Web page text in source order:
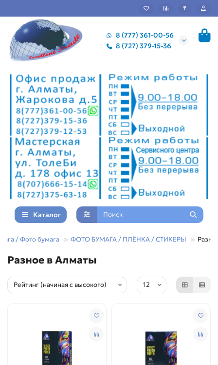
₸
8 (777) 361-00-56
8 (727) 379-15-36
Каталог
/ Фото бумага ФОТО БУМАГА / ПЛЁНКА / СТИКЕРЫ
Разное в Алматы